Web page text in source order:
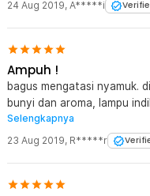
24 Aug 2019, A*****i
Ampuh !
bagus mengatasi nyamuk.
bunyi dan aroma, lampu
otomatis. semoga barang
Selengkapnya
23 Aug 2019, R*****r